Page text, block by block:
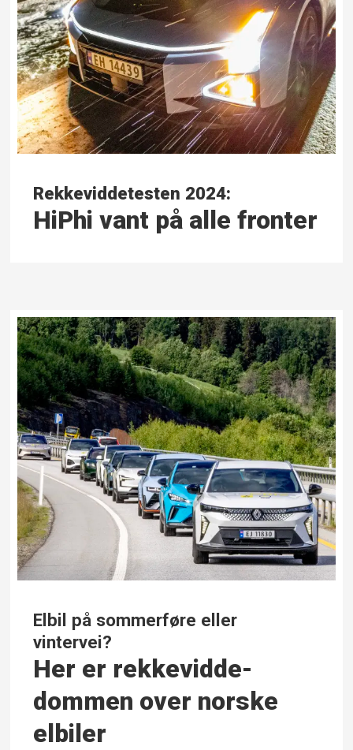
Rekkeviddetesten 2024:
HiPhi vant på alle fronter
Elbil på sommerføre eller
vintervei?
Her er rekkevidde-
dommen over norske
elbiler